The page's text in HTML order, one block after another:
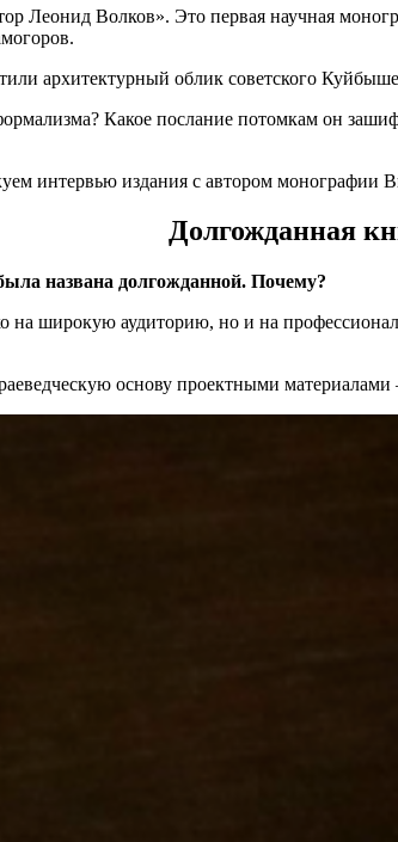
Леонид Волков». Это первая научная
архитектурный облик советского
Какое послание потомкам он
интервью издания с автором монографии
Долгожданная
названа долгожданной. Почему?
на широкую аудиторию, но и на
основу проектными